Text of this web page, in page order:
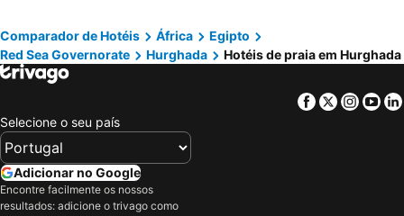
Palm Inn Hotel
Elaria Hotel Hurgada
Al Dora Residence Suites Hurghada
Festival Riviera
Elaria
Comparador de Hotéis África
Egipto
Red Sea Governorate
Hurghada Hotéis de praia em Hurghada
Facebook
Twitter
Selecione o seu país
Adicionar no Google
Encontre facilmente os nossos
resultados: adicione o trivago como